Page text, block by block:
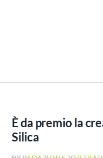
È da premio la
Silica